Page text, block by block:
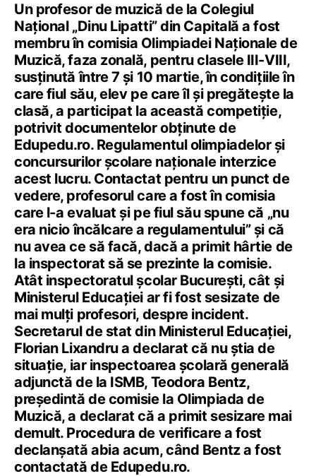
Un profesor de muzică de la Colegiul
Național „Dinu Lipatti” din Capitală a fost
membru în comisia Olimpiadei Naționale de
Muzică, faza zonală, pentru clasele III-VIII,
susținută între 7 și 10 martie, în condițiile în
care fiul său, elev pe care îl și pregătește la
clasă, a participat la această competiție,
potrivit documentelor obținute de
Edupedu.ro. Regulamentul olimpiadelor și
concursurilor școlare naționale interzice
acest lucru. Contactat pentru un punct de
vedere, profesorul care a fost în comisia
care l-a evaluat și pe fiul său spune că „nu
era nicio încălcare a regulamentului” și că
nu avea ce să facă, dacă a primit hârtie de
la inspectorat să se prezinte la comisie.
Atât inspectoratul școlar București, cât și
Ministerul Educației ar fi fost sesizate de
mai mulți profesori, despre incident.
Secretarul de stat din Ministerul Educației,
Florian Lixandru a declarat că nu știa de
situație, iar inspectoarea școlară generală
adjunctă de la ISMB, Teodora Bentz,
președintă de comisie la Olimpiada de
Muzică, a declarat că a primit sesizare mai
demult. Procedura de verificare a fost
declanșată abia acum, când Bentz a fost
contactată de Edupedu.ro.